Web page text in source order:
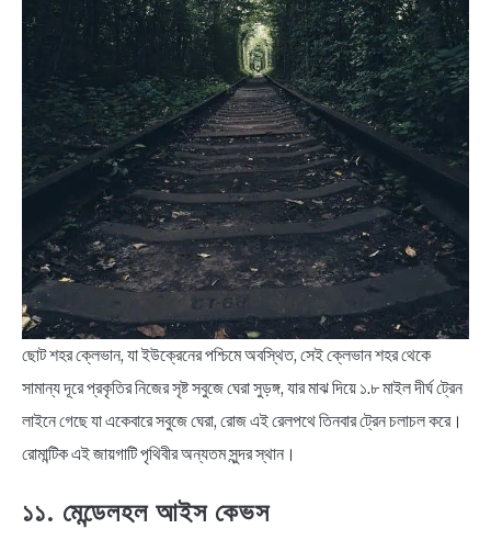
ছোট শহর ক্লেভান, যা ইউক্রেনের পশ্চিমে অবস্থিত, সেই ক্লেভান শহর থেকে
সামান্য দূরে প্রকৃতির নিজের সৃষ্ট সবুজে ঘেরা সুড়ঙ্গ, যার মাঝ দিয়ে ১.৮ মাইল দীর্ঘ ট্রেন
লাইনে গেছে যা একেবারে সবুজে ঘেরা, রোজ এই রেলপথে তিনবার ট্রেন চলাচল করে।
রোমান্টিক এই জায়গাটি পৃথিবীর অন্যতম সুন্দর স্থান।
১১. মেন্ডেলহল আইস কেভস